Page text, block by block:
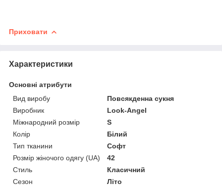
Приховати
Характеристики
Основні атрибути
Вид виробу
Повсякденна сукня
Виробник
Look-Angel
Міжнародний розмір
S
Колір
Білий
Тип тканини
Софт
Розмір жіночого одягу (UA)
42
Стиль
Класичний
Сезон
Літо